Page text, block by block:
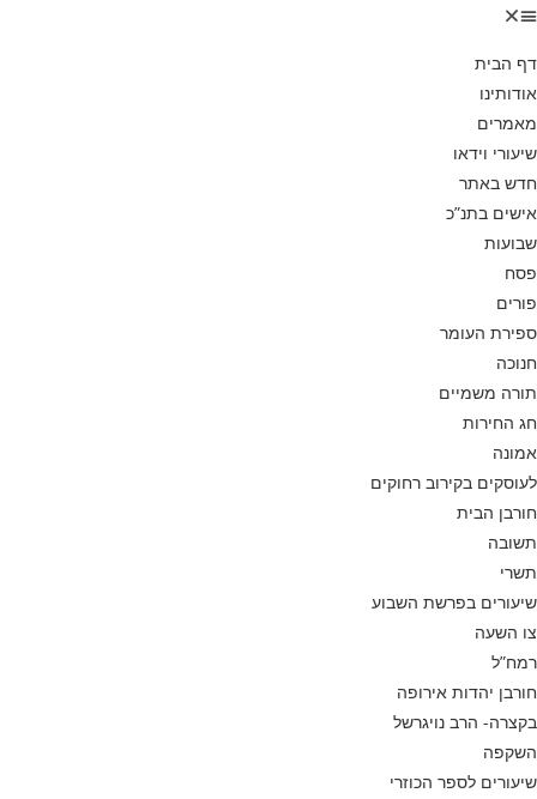
דף הבית
אודותינו
מאמרים
שיעורי וידאו
חדש באתר
אישים בתנ”כ
שבועות
פסח
פורים
ספירת העומר
חנוכה
תורה משמיים
חג החירות
אמונה
לעוסקים בקירוב רחוקים
חורבן הבית
תשובה
תשרי
שיעורים בפרשת השבוע
צו השעה
רמח”ל
חורבן יהדות אירופה
בקצרה- הרב נויגרשל
השקפה
שיעורים לספר הכוזרי